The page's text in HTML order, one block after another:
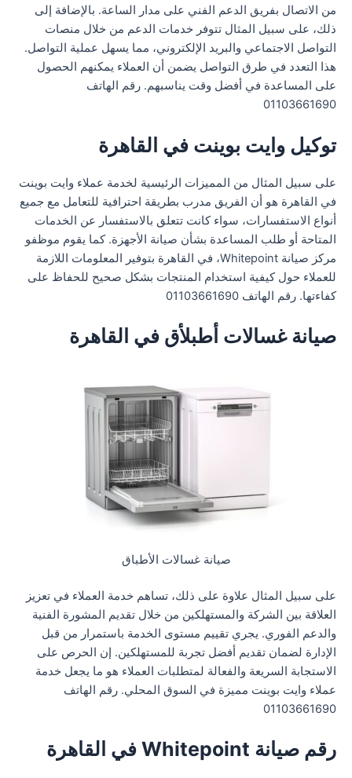
من الاتصال بفريق الدعم الفني على مدار الساعة. بالإضافة إلى
ذلك، على سبيل المثال تتوفر خدمات الدعم من خلال منصات
التواصل الاجتماعي والبريد الإلكتروني، مما يسهل عملية التواصل.
هذا التعدد في طرق التواصل يضمن أن العملاء يمكنهم الحصول
على المساعدة في أفضل وقت يناسبهم. رقم الهاتف
01103661690
توكيل وايت بوينت في القاهرة
على سبيل المثال من المميزات الرئيسية لخدمة عملاء وايت بوينت
في القاهرة هو أن الفريق مدرب بطريقة احترافية للتعامل مع جميع
أنواع الاستفسارات، سواء كانت تتعلق بالاستفسار عن الخدمات
المتاحة أو طلب المساعدة بشأن صيانة الأجهزة. كما يقوم موظفو
مركز صيانة Whitepoint، في القاهرة بتوفير المعلومات اللازمة
للعملاء حول كيفية استخدام المنتجات بشكل صحيح للحفاظ على
كفاءتها. رقم الهاتف 01103661690
صيانة غسالات أطبلأق في القاهرة
صيانة غسالات الأطباق
على سبيل المثال علاوة على ذلك، تساهم خدمة العملاء في تعزيز
العلاقة بين الشركة والمستهلكين من خلال تقديم المشورة الفنية
والدعم الفوري. يجري تقييم مستوى الخدمة باستمرار من قبل
الإدارة لضمان تقديم أفضل تجربة للمستهلكين. إن الحرص على
الاستجابة السريعة والفعالة لمتطلبات العملاء هو ما يجعل خدمة
عملاء وايت بوينت مميزة في السوق المحلي. رقم الهاتف
01103661690
رقم صيانة Whitepoint في القاهرة